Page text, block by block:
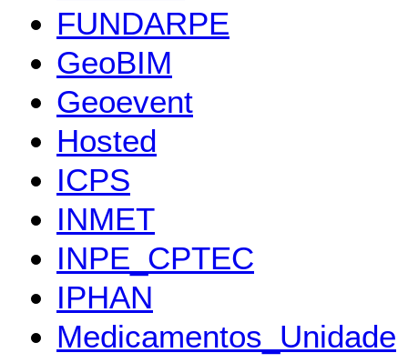
FUNDARPE
GeoBIM
Geoevent
Hosted
ICPS
INMET
INPE_CPTEC
IPHAN
Medicamentos_Unidade